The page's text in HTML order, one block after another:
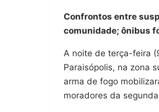
Confrontos entre
comunidade; ônibus
A noite de terça-feira
Paraisópolis, na zona
arma de fogo
moradores da